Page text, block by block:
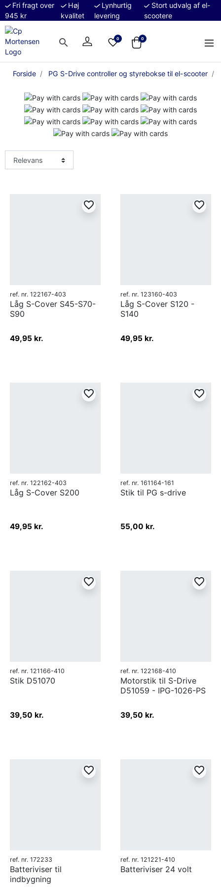
Fri fragt over
945 kr
Høj
kvalitet
Lynhurtig
levering
Stort udvalg af el-
scootere
search 0 0
Forside PG S-Drive controller og styrebokse til el-scooter
favorite_border
ref. nr. 122167-403
Låg S-Cover S45-S70-
S90
49,95 kr.
favorite_border
ref. nr. 123160-403
Låg S-Cover S120 -
S140
49,95 kr.
favorite_border
ref. nr. 122162-403
Låg S-Cover S200
49,95 kr.
favorite_border
ref. nr. 161164-161
Stik til PG s-drive
55,00 kr.
favorite_border
ref. nr. 121166-410
Stik D51070
39,50 kr.
favorite_border
ref. nr. 122168-410
Motorstik til S-Drive
D51059 - IPG-1026-PS
39,50 kr.
favorite_border
ref. nr. 172233
Batteriviser til
indbygning
favorite_border
ref. nr. 121221-410
Batteriviser 24 volt